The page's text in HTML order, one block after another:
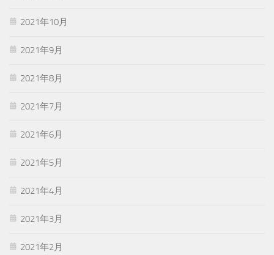
2021年10月
2021年9月
2021年8月
2021年7月
2021年6月
2021年5月
2021年4月
2021年3月
2021年2月